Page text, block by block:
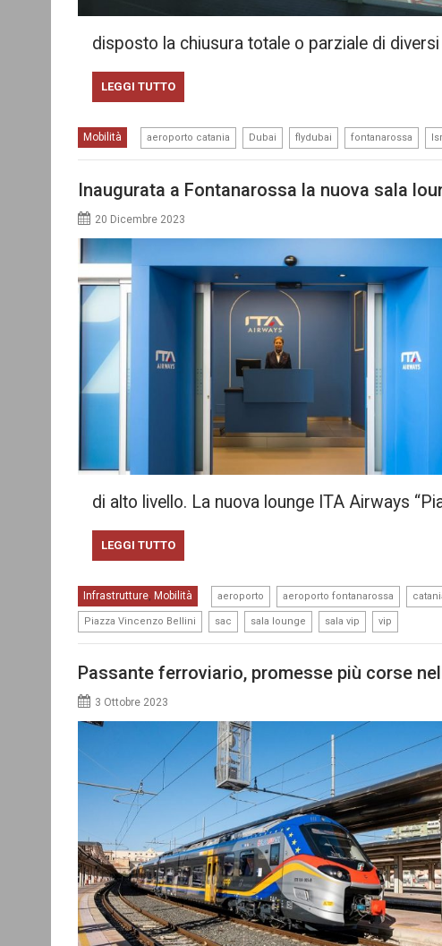
disposto la chiusura totale o parziale di
LEGGI TUTTO
Mobilità aeroporto catania Dubai flydubai fontanarossa
Inaugurata a Fontanarossa la nuova sala
20 Dicembre 2023
di alto livello. La nuova lounge ITA Airways
LEGGI TUTTO
Infrastrutture Mobilità aeroporto aeroporto fontanarossa
Piazza Vincenzo Bellini sac sala lounge sala vip vip
Passante ferroviario, promesse più corse
3 Ottobre 2023